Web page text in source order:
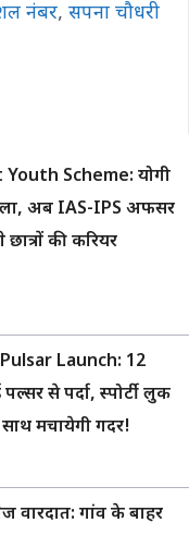
नंबर, सपना चौधरी
Scheme: योगी
अब IAS-IPS अफसर
की करियर
Launch: 12
से पर्दा, स्पोर्टी लुक
मचायेगी गदर!
वारदात: गांव के बाहर